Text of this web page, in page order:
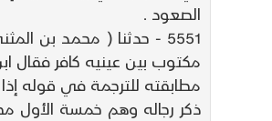
الصعود .
5551 - حدثنا ( محمد بن
مكتوب بين عينيه كافر فقال
مطابقته للترجمة في قوله
ذكر رجاله وهم خمسة الأول